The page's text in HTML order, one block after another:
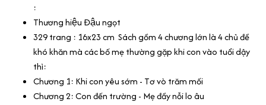
:
Thương hiệu Đậu ngọt
329 trang : 16x23 cm Sách gồm 4 chương lớn là 4 chủ đề
khó khăn mà các bố mẹ thường gặp khi con vào tuổi dậy
thì:
Chương 1: Khi con yêu sớm - Tơ vò trăm mối
Chương 2: Con đến trường - Mẹ đầy nỗi lo âu